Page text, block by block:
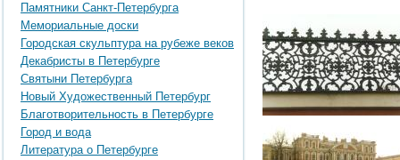
Памятники Санкт-Петербурга
Мемориальные доски
Городская скульптура на рубеже веков
Декабристы в Петербурге
Святыни Петербурга
Новый Художественный Петербург
Благотворительность в Петербурге
Город и вода
Литература о Петербурге